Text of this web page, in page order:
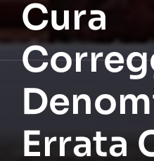
Cura
Errata